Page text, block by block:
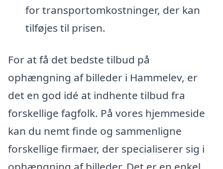
for transportomkostninger, der kan
tilføjes til prisen.
For at få det bedste tilbud på
ophængning af billeder i Hammelev, er
det en god idé at indhente tilbud fra
forskellige fagfolk. På vores hjemmeside
kan du nemt finde og sammenligne
forskellige firmaer, der specialiserer sig i